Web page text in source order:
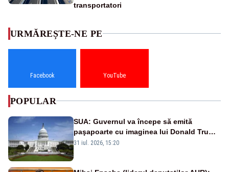
transportatori
URMĂREȘTE-NE PE
Facebook YouTube
POPULAR
SUA: Guvernul va începe să emită
paşapoarte cu imaginea lui Donald Trump
începând cu 8 august
31 iul. 2026, 15:20